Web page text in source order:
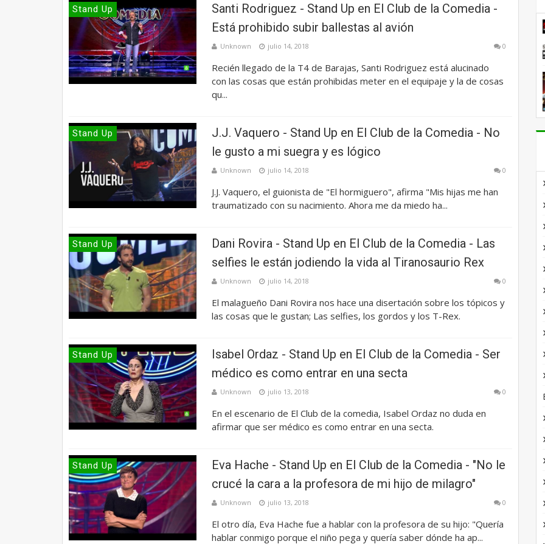
Stand Up
Santi Rodriguez - Stand Up en El Club de la Comedia -
Está prohibido subir ballestas al avión
Unknown julio 14, 2018 0
Recién llegado de la T4 de Barajas, Santi Rodriguez está alucinado
con las cosas que están prohibidas meter en el equipaje y la de cosas
qu...
Stand Up
J.J. Vaquero - Stand Up en El Club de la Comedia - No
le gusto a mi suegra y es lógico
Unknown julio 14, 2018 0
J.J. Vaquero, el guionista de "El hormiguero", afirma "Mis hijas me han
traumatizado con su nacimiento. Ahora me da miedo ha...
Stand Up
Dani Rovira - Stand Up en El Club de la Comedia - Las
selfies le están jodiendo la vida al Tiranosaurio Rex
Unknown julio 14, 2018 0
El malagueño Dani Rovira nos hace una disertación sobre los tópicos y
las cosas que le gustan; Las selfies, los gordos y los T-Rex.
Stand Up
Isabel Ordaz - Stand Up en El Club de la Comedia - Ser
médico es como entrar en una secta
Unknown julio 13, 2018 0
En el escenario de El Club de la comedia, Isabel Ordaz no duda en
afirmar que ser médico es como entrar en una secta.
Stand Up
Eva Hache - Stand Up en El Club de la Comedia - "No le
crucé la cara a la profesora de mi hijo de milagro"
Unknown julio 13, 2018 0
El otro día, Eva Hache fue a hablar con la profesora de su hijo: "Quería
hablar conmigo porque el niño pega y quería saber dónde ha ap...